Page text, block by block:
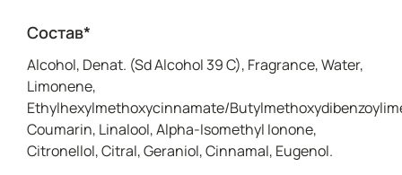
Состав*
Alcohol, Denat. (Sd Alcohol 39 C), Fragrance, Water,
Limonene,
Ethylhexylmethoxycinnamate/
Coumarin, Linalool, Alpha-Isomethyl Ionone,
Citronellol, Citral, Geraniol, Cinnamal, Eugenol.